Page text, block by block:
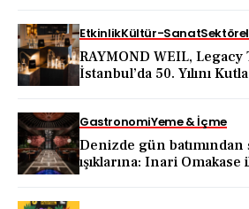
EtkinlikKültür-SanatSektörel
RAYMOND WEIL, Legacy
İstanbul’da 50. Yılını
GastronomiYeme & İçme
Denizde gün batımından
ışıklarına: Inari